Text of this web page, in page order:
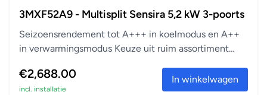
3MXF52A9 - Multisplit Sensira 5,2 kW 3-poorts
Seizoensrendement tot A+++ in koelmodus en A++
in verwarmingsmodus Keuze uit ruim assortiment
€2,688.00
incl. installatie
In winkelwagen